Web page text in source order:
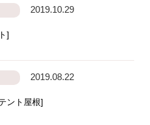
2019.10.29
]
2019.08.22
ント屋根]